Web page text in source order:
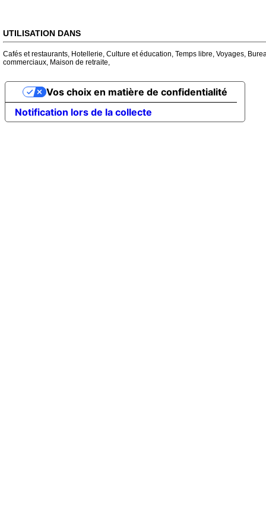
UTILISATION DANS
Cafés et restaurants, Hotellerie, Culture et éducation, Temps libre, Voyages,
commerciaux, Maison de retraite,
Notification lors de la collecte
Vos choix en matière de confidentialité